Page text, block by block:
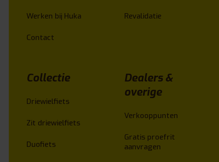
Werken bij Huka
Contact
Revalidatie
Collectie
Driewielfiets
Zit driewielfiets
Duofiets
Dealers &
overige
Verkooppunten
Gratis proefrit
aanvragen